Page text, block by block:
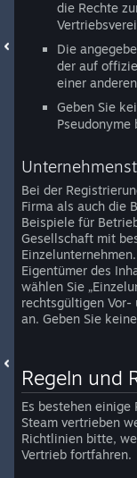
die Rechte
Die
der auf
einer
Geben Sie
Pseudonyme
Bei der
Firma als auch die
Beispiele für
Gesellschaft mit
Eigentümer des
wählen Sie
rechtsgültigen Vor-
an. Geben Sie
Regeln und
Es bestehen
Steam vertrieben
Richtlinien bitte,
Vertrieb fortfahren.